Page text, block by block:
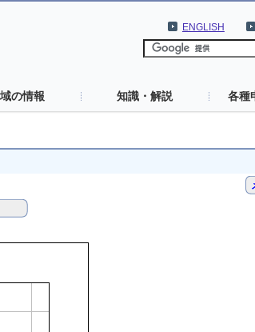
ENGLISH
の情報 知識・解説 各種